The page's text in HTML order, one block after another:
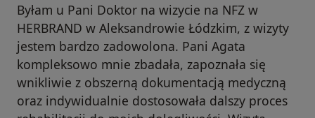
Byłam u Pani Doktor na wizycie na NFZ w
HERBRAND w Aleksandrowie Łódzkim, z wizyty
jestem bardzo zadowolona. Pani Agata
kompleksowo mnie zbadała, zapoznała się
wnikliwie z obszerną dokumentacją medyczną
oraz indywidualnie dostosowała dalszy proces